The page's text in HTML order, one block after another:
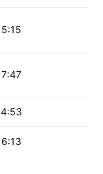
5:15
7:47
4:53
6:13